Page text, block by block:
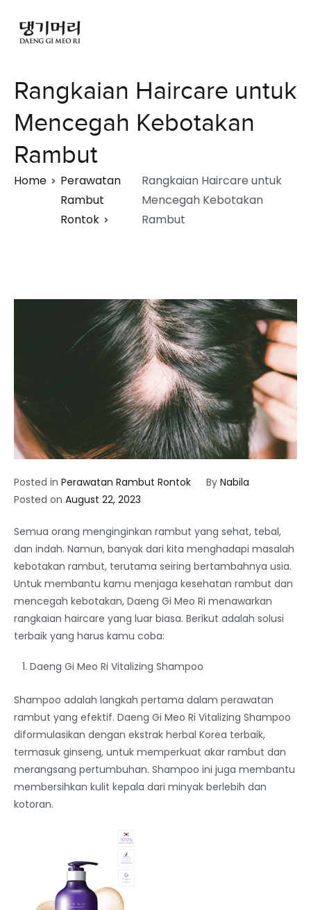
Rangkaian Haircare untuk
Mencegah Kebotakan
Rambut
Home
Perawatan
Rambut
Rontok
Rangkaian Haircare untuk
Mencegah Kebotakan
Rambut
Posted in Perawatan Rambut Rontok By Nabila
Posted on August 22, 2023
Semua orang menginginkan rambut yang sehat, tebal,
dan indah. Namun, banyak dari kita menghadapi masalah
kebotakan rambut, terutama seiring bertambahnya usia.
Untuk membantu kamu menjaga kesehatan rambut dan
mencegah kebotakan, Daeng Gi Meo Ri menawarkan
rangkaian haircare yang luar biasa. Berikut adalah solusi
terbaik yang harus kamu coba:
Daeng Gi Meo Ri Vitalizing Shampoo
Shampoo adalah langkah pertama dalam perawatan
rambut yang efektif. Daeng Gi Meo Ri Vitalizing Shampoo
diformulasikan dengan ekstrak herbal Korea terbaik,
termasuk ginseng, untuk memperkuat akar rambut dan
merangsang pertumbuhan. Shampoo ini juga membantu
membersihkan kulit kepala dari minyak berlebih dan
kotoran.